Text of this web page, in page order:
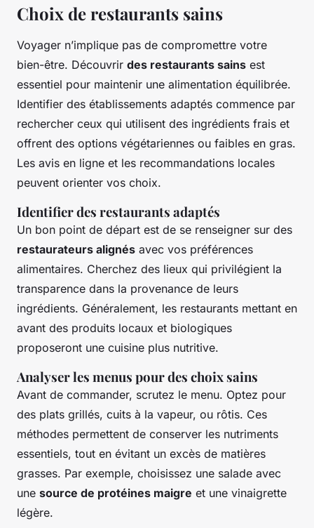
Choix de restaurants sains
Voyager n’implique pas de compromettre votre
bien-être. Découvrir des restaurants sains est
essentiel pour maintenir une alimentation équilibrée.
Identifier des établissements adaptés commence par
rechercher ceux qui utilisent des ingrédients frais et
offrent des options végétariennes ou faibles en gras.
Les avis en ligne et les recommandations locales
peuvent orienter vos choix.
Identifier des restaurants adaptés
Un bon point de départ est de se renseigner sur des
restaurateurs alignés avec vos préférences
alimentaires. Cherchez des lieux qui privilégient la
transparence dans la provenance de leurs
ingrédients. Généralement, les restaurants mettant en
avant des produits locaux et biologiques
proposeront une cuisine plus nutritive.
Analyser les menus pour des choix sains
Avant de commander, scrutez le menu. Optez pour
des plats grillés, cuits à la vapeur, ou rôtis. Ces
méthodes permettent de conserver les nutriments
essentiels, tout en évitant un excès de matières
grasses. Par exemple, choisissez une salade avec
une source de protéines maigre et une vinaigrette
légère.